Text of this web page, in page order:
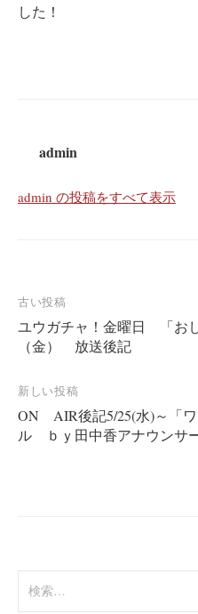
した！
admin
admin の投稿をすべて表示
投
稿
ナ
ビ
ゲ
ー
古い投稿
ユウガチャ！金曜日 「お
（金） 放送後記
新しい投稿
ON AIR後記5/25(水)～「
ル ｂｙ田中香アナウンサ
索: